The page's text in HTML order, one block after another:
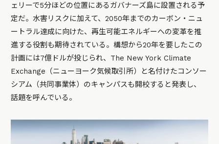
ェリーで5分ほどの位置にあるガバナーズ島に設置される予
定だ。水害リスクに加えて、2050年までのカーボン・ニュ
ートラル達成に向けた、再生可能エネルギーへの変革を推
進する役割も期待されている。構想から20年を要したこの
計画には7億ドルが投じられ、The New York Climate
Exchange（ニューヨーク気候取引所）と名付けたコンソー
シアム（共同事業体）のキャンパスも開校すると発表し、
話題を呼んでいる。